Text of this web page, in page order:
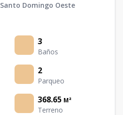
Santo Domingo Oeste
3
Baños
2
Parqueo
368.65 M²
Terreno